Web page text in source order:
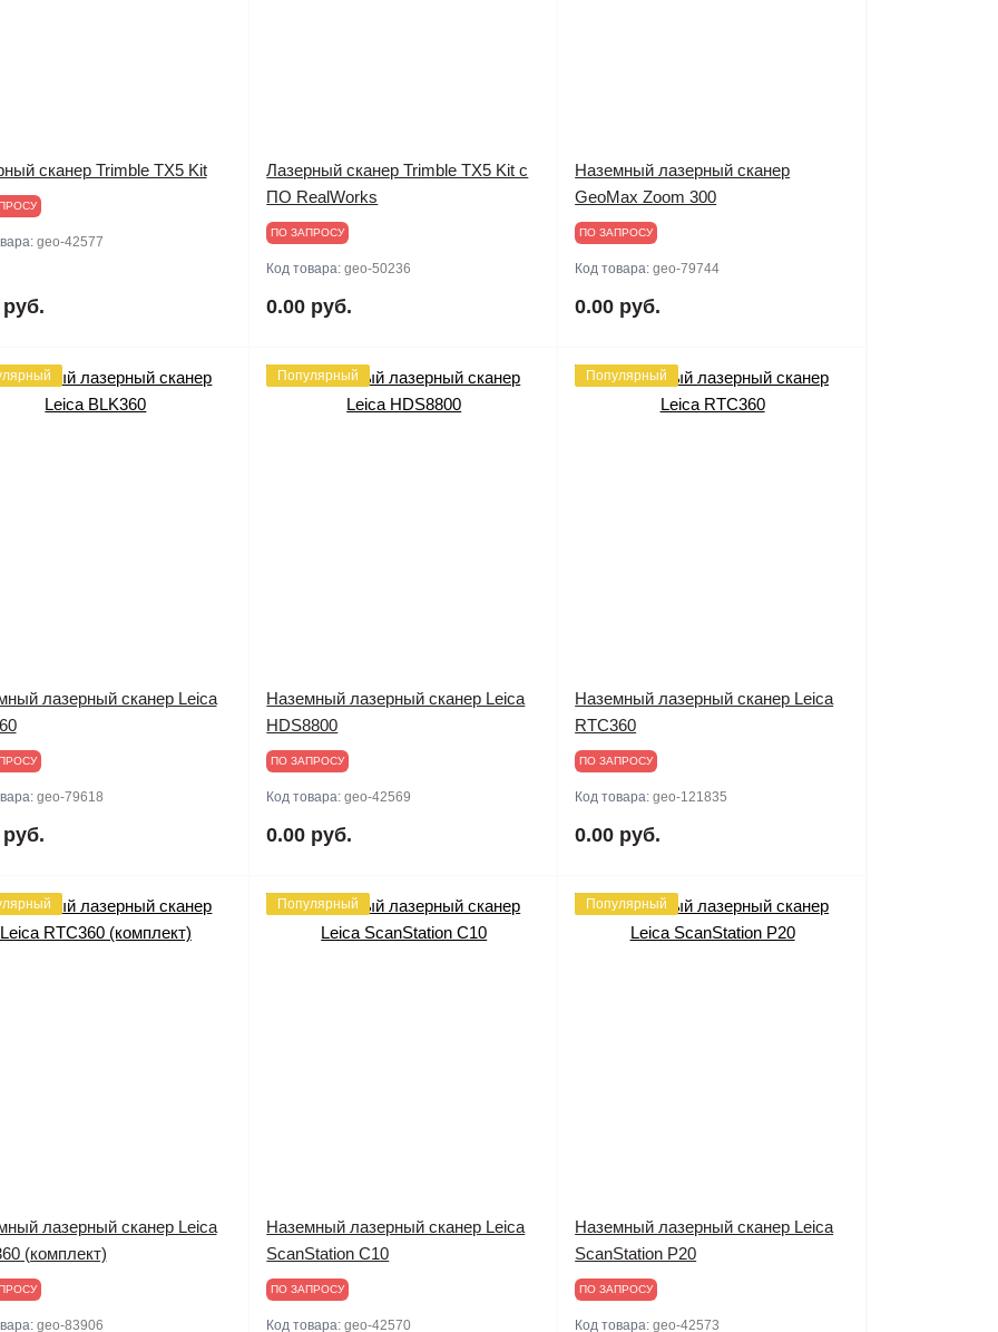
сканер Trimble TX5 Kit
geo-42577
Лазерный сканер Trimble TX5 Kit c
ПО RealWorks
ПО ЗАПРОСУ
Код товара:geo-50236
0.00 руб.
Наземный лазерный сканер
GeoMax Zoom 300
ПО ЗАПРОСУ
Код товара:geo-79744
0.00 руб.
лазерный сканер Leica
geo-79618
Популярный
Наземный лазерный сканер Leica
HDS8800
ПО ЗАПРОСУ
Код товара:geo-42569
0.00 руб.
Популярный
Наземный лазерный сканер Leica
RTC360
ПО ЗАПРОСУ
Код товара:geo-121835
0.00 руб.
лазерный сканер Leica
(комплект)
geo-83906
Популярный
Наземный лазерный сканер Leica
ScanStation C10
ПО ЗАПРОСУ
Код товара:geo-42570
Популярный
Наземный лазерный сканер Leica
ScanStation P20
ПО ЗАПРОСУ
Код товара:geo-42573